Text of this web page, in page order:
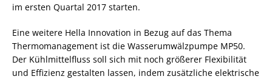
im ersten Quartal 2017 starten.
Eine weitere Hella Innovation in Bezug auf das Thema
Thermomanagement ist die Wasserumwälzpumpe MP50.
Der Kühlmittelfluss soll sich mit noch größerer Flexibilität
und Effizienz gestalten lassen, indem zusätzliche elektrische